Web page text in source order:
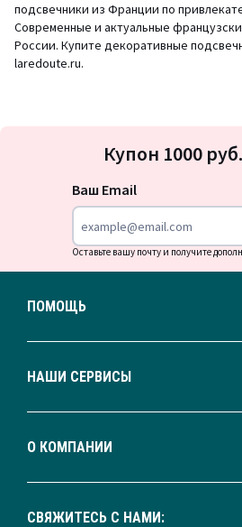
подсвечники из Франции по
Современные и актуальные
России. Купите декоративные
laredoute.ru.
на
Купон 1000
Ваш Email
Оставьте вашу почту и получите
ПОМОЩЬ
НАШИ СЕРВИСЫ
О КОМПАНИИ
СВЯЖИТЕСЬ С НАМИ: